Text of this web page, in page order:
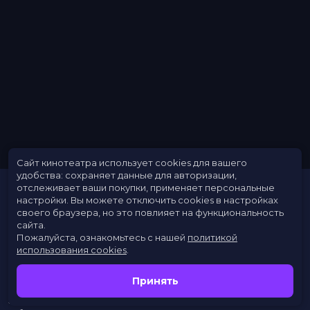
Расписание
Скоро в кино
Заведения
Сайт кинотеатра использует cookies для вашего
удобства: сохраняет данные для авторизации,
отслеживает ваши покупки, применяет персональные
настройки. Вы можете отключить cookies в настройках
своего браузера, но это повлияет на функциональность
сайта.
Пожалуйста, ознакомьтесь с нашей политикой
использования cookies
Принять